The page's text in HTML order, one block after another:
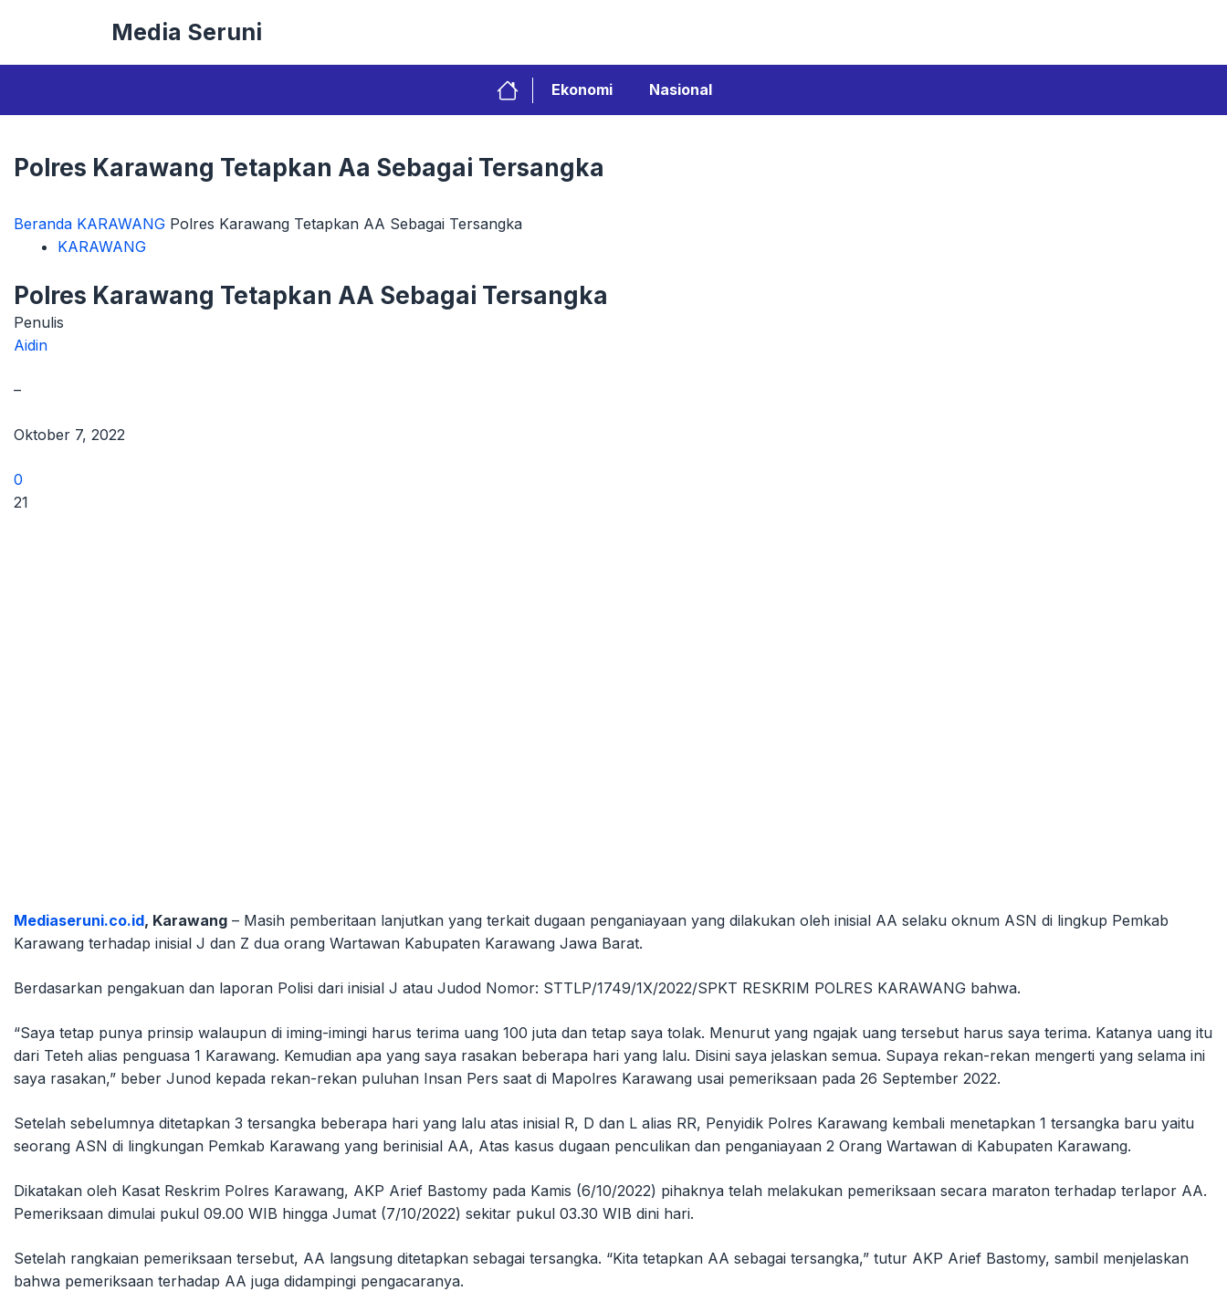
Media Seruni
Ekonomi Nasional
Polres Karawang Tetapkan Aa Sebagai Tersangka
Beranda KARAWANG Polres Karawang Tetapkan AA Sebagai Tersangka
KARAWANG
Polres Karawang Tetapkan AA Sebagai Tersangka
Penulis
Aidin
–
Oktober 7, 2022
0
21
Mediaseruni.co.id, Karawang – Masih pemberitaan lanjutkan yang terkait dugaan penganiayaan yang dilakukan oleh inisial AA selaku oknum ASN di lingkup Pemkab
Karawang terhadap inisial J dan Z dua orang Wartawan Kabupaten Karawang Jawa Barat.
Berdasarkan pengakuan dan laporan Polisi dari inisial J atau Judod Nomor: STTLP/1749/1X/2022/SPKT RESKRIM POLRES KARAWANG bahwa.
“Saya tetap punya prinsip walaupun di iming-imingi harus terima uang 100 juta dan tetap saya tolak. Menurut yang ngajak uang tersebut harus saya terima. Katanya uang itu
dari Teteh alias penguasa 1 Karawang. Kemudian apa yang saya rasakan beberapa hari yang lalu. Disini saya jelaskan semua. Supaya rekan-rekan mengerti yang selama ini
saya rasakan,” beber Junod kepada rekan-rekan puluhan Insan Pers saat di Mapolres Karawang usai pemeriksaan pada 26 September 2022.
Setelah sebelumnya ditetapkan 3 tersangka beberapa hari yang lalu atas inisial R, D dan L alias RR, Penyidik Polres Karawang kembali menetapkan 1 tersangka baru yaitu
seorang ASN di lingkungan Pemkab Karawang yang berinisial AA, Atas kasus dugaan penculikan dan penganiayaan 2 Orang Wartawan di Kabupaten Karawang.
Dikatakan oleh Kasat Reskrim Polres Karawang, AKP Arief Bastomy pada Kamis (6/10/2022) pihaknya telah melakukan pemeriksaan secara maraton terhadap terlapor AA.
Pemeriksaan dimulai pukul 09.00 WIB hingga Jumat (7/10/2022) sekitar pukul 03.30 WIB dini hari.
Setelah rangkaian pemeriksaan tersebut, AA langsung ditetapkan sebagai tersangka. “Kita tetapkan AA sebagai tersangka,” tutur AKP Arief Bastomy, sambil menjelaskan
bahwa pemeriksaan terhadap AA juga didampingi pengacaranya.